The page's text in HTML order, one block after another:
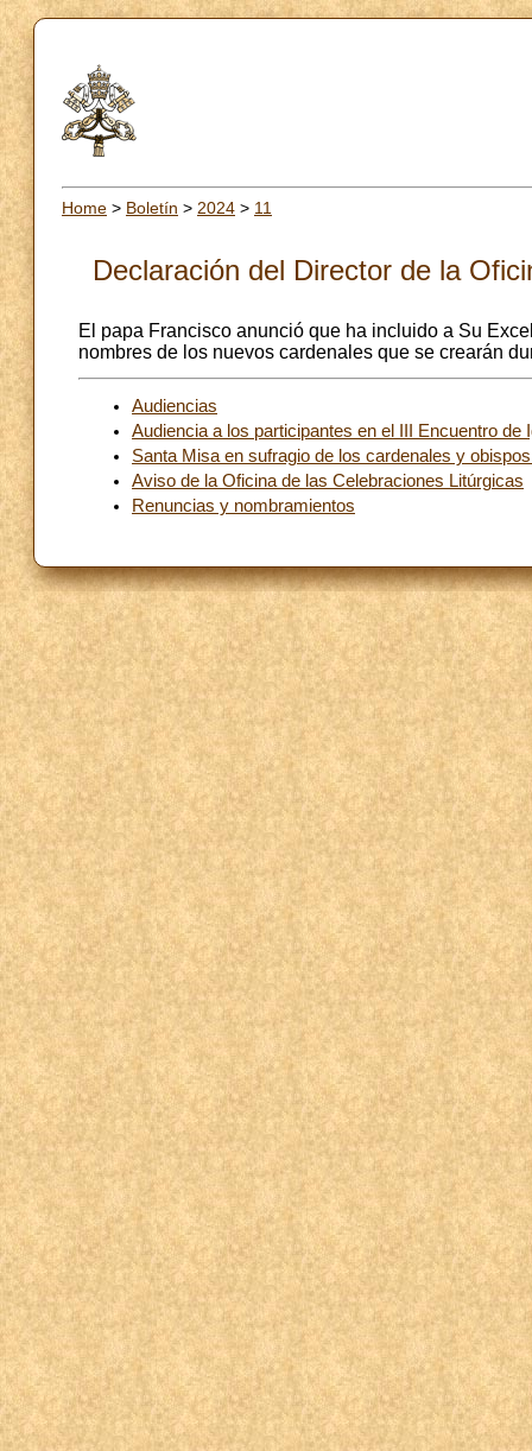
Home > Boletín > 2024 > 11
Declaración del Director de la
El papa Francisco anunció que ha incluido a Su
nombres de los nuevos cardenales que se crearán
Audiencias
Audiencia a los participantes en el III Encuentro de
Santa Misa en sufragio de los cardenales y
Aviso de la Oficina de las Celebraciones Litúrgicas
Renuncias y nombramientos